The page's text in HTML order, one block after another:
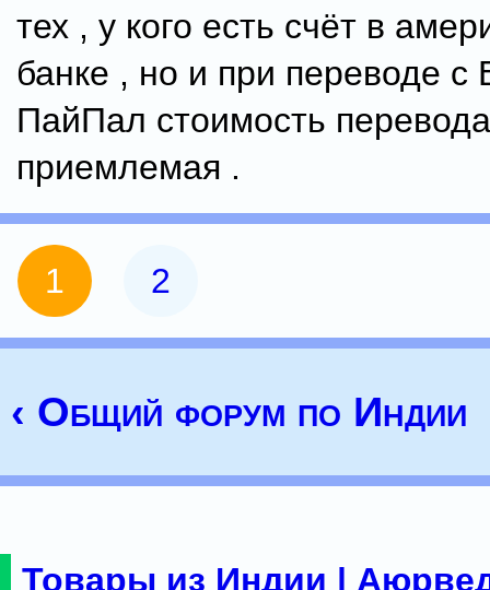
тех , у кого есть счёт в
банке , но и при переводе с
ПайПал стоимость
приемлемая .
1 2
‹ Общий форум по Индии
Товары из Индии |